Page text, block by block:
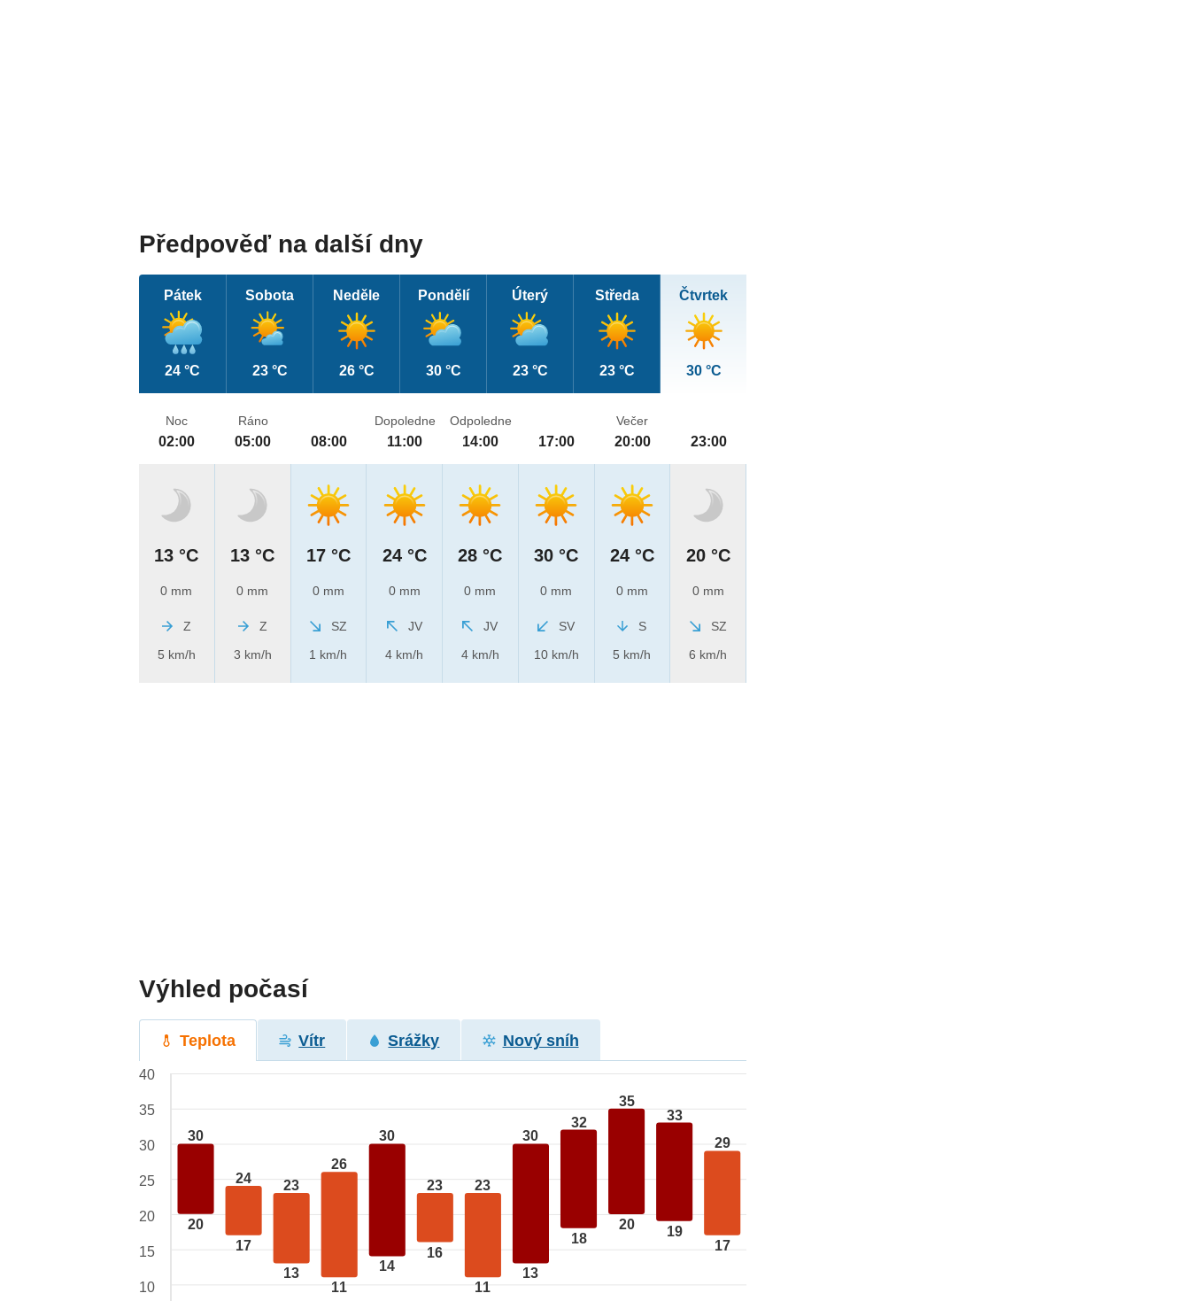
Předpověď na další dny
Pátek
24 °C
Sobota
23 °C
Neděle
26 °C
Pondělí
30 °C
Úterý
23 °C
Středa
23 °C
Čtvrtek
30 °C
Noc
02:00
13 °C
0 mm
Z
5 km/h
Ráno
05:00
13 °C
0 mm
Z
3 km/h
08:00
17 °C
0 mm
SZ
1 km/h
Dopoledne
11:00
24 °C
0 mm
JV
4 km/h
Odpoledne
14:00
28 °C
0 mm
JV
4 km/h
17:00
30 °C
0 mm
SV
10 km/h
Večer
20:00
24 °C
0 mm
S
5 km/h
23:00
20 °C
0 mm
SZ
6 km/h
Výhled počasí
Teplota Vítr Srážky Nový sníh
30
20
24
17
23
13
26
11
30
14
23
16
23
11
30
13
32
18
35
20
33
19
29
17
40
35
30
25
20
15
10